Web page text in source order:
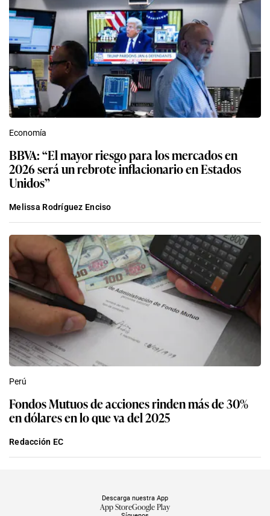
Economía
BBVA: “El mayor riesgo para los mercados en
2026 será un rebrote inflacionario en Estados
Unidos”
Melissa Rodríguez Enciso
Perú
Fondos Mutuos de acciones rinden más de 30%
en dólares en lo que va del 2025
Redacción EC
Descarga nuestra App
App StoreGoogle Play